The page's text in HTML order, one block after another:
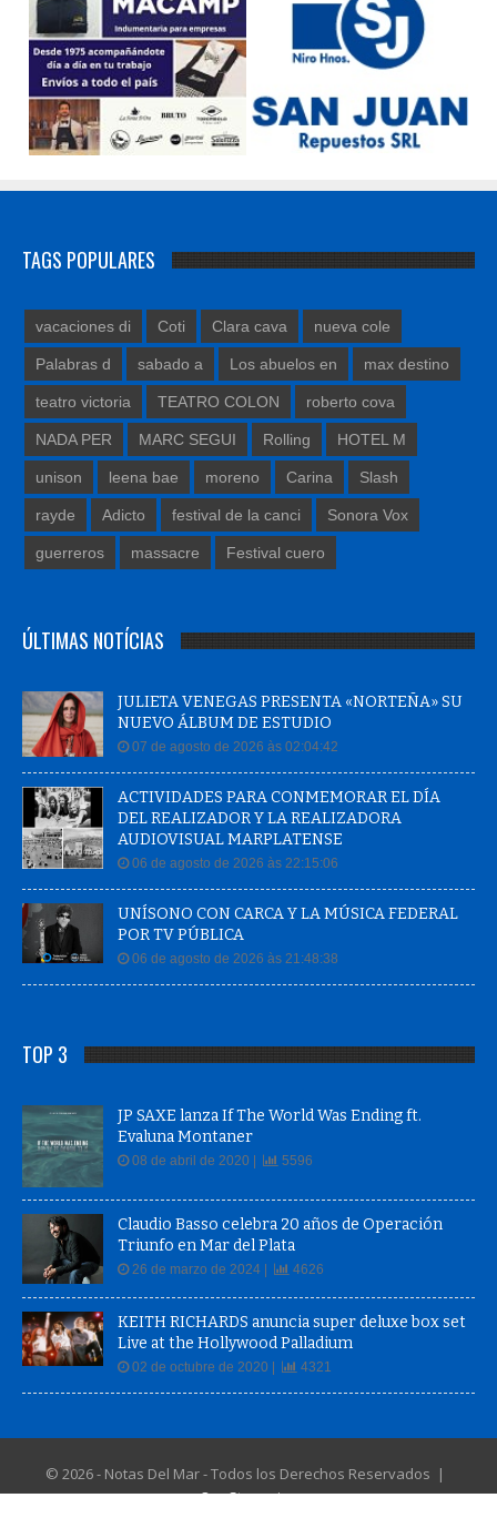
TAGS POPULARES
vacaciones di Coti Clara cava nueva cole
Palabras d sabado a Los abuelos en max destino
teatro victoria TEATRO COLON roberto cova
NADA PER MARC SEGUI Rolling HOTEL M
unison leena bae moreno Carina Slash
rayde Adicto festival de la canci Sonora Vox
guerreros massacre Festival cuero
ÚLTIMAS NOTÍCIAS
JULIETA VENEGAS PRESENTA «NORTEÑA» SU
NUEVO ÁLBUM DE ESTUDIO
07 de agosto de 2026 às 02:04:42
ACTIVIDADES PARA CONMEMORAR EL DÍA
DEL REALIZADOR Y LA REALIZADORA
AUDIOVISUAL MARPLATENSE
06 de agosto de 2026 às 22:15:06
UNÍSONO CON CARCA Y LA MÚSICA FEDERAL
POR TV PÚBLICA
06 de agosto de 2026 às 21:48:38
TOP 3
JP SAXE lanza If The World Was Ending ft.
Evaluna Montaner
08 de abril de 2020 | 5596
Claudio Basso celebra 20 años de Operación
Triunfo en Mar del Plata
26 de marzo de 2024 | 4626
KEITH RICHARDS anuncia super deluxe box set
Live at the Hollywood Palladium
02 de octubre de 2020 | 4321
© 2026 - Notas Del Mar - Todos los Derechos Reservados |
QueStreaming